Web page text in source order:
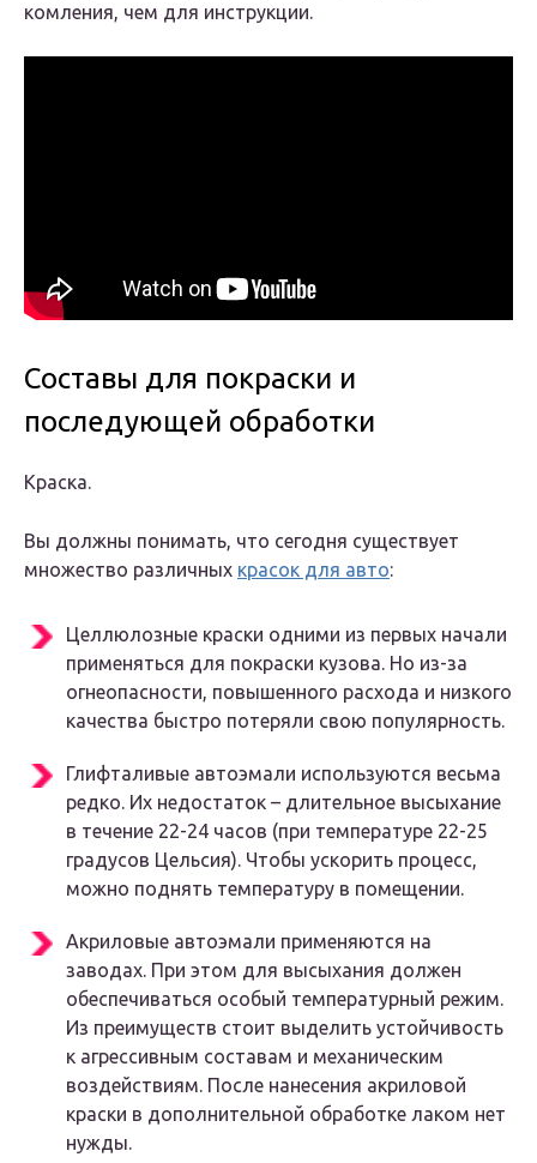
ком­ле­ния, чем для инструкции.
Составы для покраски и
последующей обработки
Краска.
Вы должны понимать, что сегодня существует
множество различных красок для авто:
Целлюлозные краски одними из первых начали
применяться для покраски кузова. Но из-за
огнеопасности, повышенного расхода и низкого
качества быстро потеряли свою популярность.
Глифталивые автоэмали используются весьма
редко. Их недостаток – длительное высыхание
в течение 22-24 часов (при температуре 22-25
градусов Цельсия). Чтобы ускорить процесс,
можно поднять температуру в помещении.
Акриловые автоэмали применяются на
заводах. При этом для высыхания должен
обеспечиваться особый температурный режим.
Из преимуществ стоит выделить устойчивость
к агрессивным составам и механическим
воздействиям. После нанесения акриловой
краски в дополнительной обработке лаком нет
нужды.